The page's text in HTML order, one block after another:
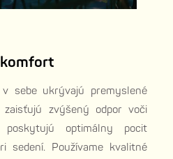
sebe ukrývajú premyslené
zaisťujú zvýšený odpor voči
optimálny pocit
sedení. Používame kvalitné